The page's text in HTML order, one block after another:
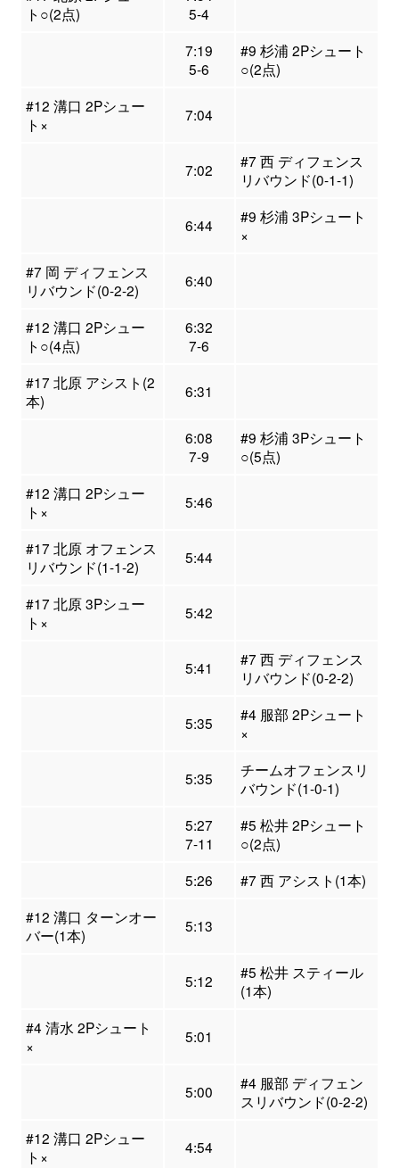
ト○(2点)
5-4
7:19
5-6
#9 杉浦 2Pシュート
○(2点)
#12 溝口 2Pシュー
ト×
7:04
7:02
#7 西 ディフェンス
リバウンド(0-1-1)
6:44
#9 杉浦 3Pシュート
×
#7 岡 ディフェンス
リバウンド(0-2-2)
6:40
#12 溝口 2Pシュー
ト○(4点)
6:32
7-6
#17 北原 アシスト(2
本)
6:31
6:08
7-9
#9 杉浦 3Pシュート
○(5点)
#12 溝口 2Pシュー
ト×
5:46
#17 北原 オフェンス
リバウンド(1-1-2)
5:44
#17 北原 3Pシュー
ト×
5:42
5:41
#7 西 ディフェンス
リバウンド(0-2-2)
5:35
#4 服部 2Pシュート
×
5:35
チームオフェンスリ
バウンド(1-0-1)
5:27
7-11
#5 松井 2Pシュート
○(2点)
5:26
#7 西 アシスト(1本)
#12 溝口 ターンオー
バー(1本)
5:13
5:12
#5 松井 スティール
(1本)
#4 清水 2Pシュート
×
5:01
5:00
#4 服部 ディフェン
スリバウンド(0-2-2)
#12 溝口 2Pシュー
ト×
4:54